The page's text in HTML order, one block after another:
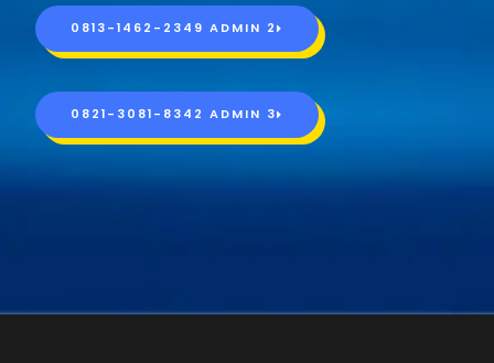
0813-1462-2349 ADMIN 2
0821-3081-8342 ADMIN 3